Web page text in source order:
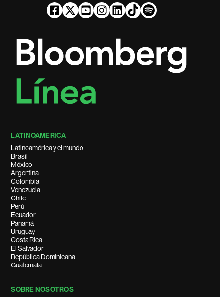
LATINOAMÉRICA
Latinoamérica y el mundo
Brasil
México
Argentina
Colombia
Venezuela
Chile
Perú
Ecuador
Panamá
Uruguay
Costa Rica
El Salvador
República Dominicana
Guatemala
SOBRE NOSOTROS